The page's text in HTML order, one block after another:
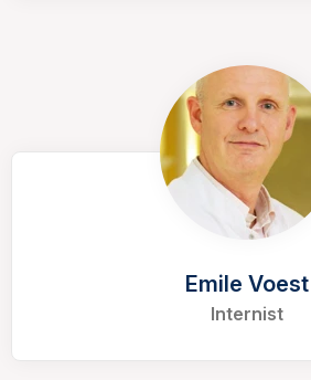
Emile Voest
Internist